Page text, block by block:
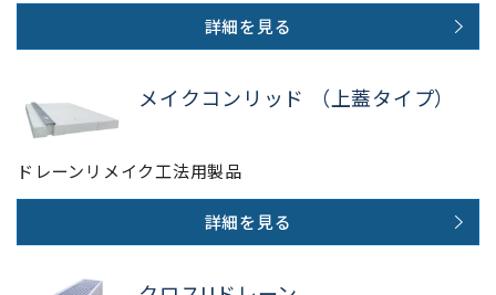
詳細を見る
メイクコンリッド （上蓋タイプ）
ドレーンリメイク工法用製品
詳細を見る